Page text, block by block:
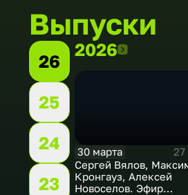
Выпуски
26
25
24
23
20262026
30 марта
Сергей Вялов,
Кронгауз, Алексей
Новоселов. Эфир